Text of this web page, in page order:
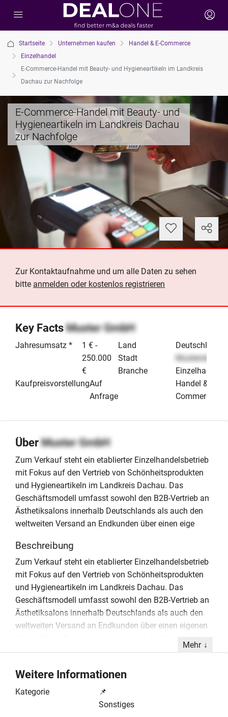
Startseite Unternehmen kaufen
Handel & E-Commerce
Einzelhandel
E-Commerce-Handel mit Beauty- und Hygieneartikeln im Landkreis
Dachau zur Nachfolge
E-Commerce-Handel mit Beauty- und
Hygieneartikeln im Landkreis Dachau
zur Nachfolge
Zur Kontaktaufnahme und um alle Daten zu sehen
bitte anmelden oder kostenlos registrieren
Key FactsMuster GmbH
Jahresumsatz *
1 € -
250.000
€
KaufpreisvorstellungAuf
Anfrage
Land
Deutschland
Stadt
Musterstadt
Branche
Einzelhandel
Handel & E-
Commerce
ÜberMuster GmbH
Zum Verkauf steht ein etablierter Einzelhandelsbetrieb
mit Fokus auf den Vertrieb von Schönheitsprodukten
und Hygieneartikeln im Landkreis Dachau. Das
Geschäftsmodell umfasst sowohl den B2B-Vertrieb an
Ästhetiksalons innerhalb Deutschlands als auch den
weltweiten Versand an Endkunden über einen eige
Beschreibung
Zum Verkauf steht ein etablierter Einzelhandelsbetrieb
mit Fokus auf den Vertrieb von Schönheitsprodukten
und Hygieneartikeln im Landkreis Dachau. Das
Geschäftsmodell umfasst sowohl den B2B-Vertrieb an
Ästhetiksalons innerhalb Deutschlands als auch den
weltweiten Versand an Endkunden über einen eigenen
liegt in der geringen Retourenquote, da die
der Rückgabe ausgeschlossen sind. Die
Kundenakquise erfolgt aktuell erfolgreich über Social
Media sowie gezielte Kaltakquise im Salon-Bereich.
Mehr
Weitere Informationen
Kategorie
📌
Sonstiges